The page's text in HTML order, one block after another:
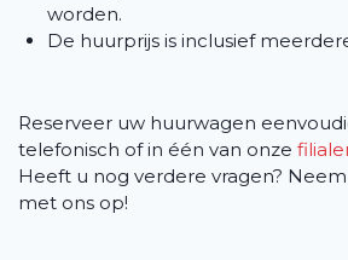
worden.
De huurprijs is inclusief
Reserveer uw huurwagen
telefonisch of in één van onze
Heeft u nog verdere vragen?
met ons op!